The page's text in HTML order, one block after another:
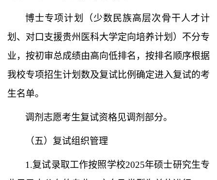
博士专项计划（少数民族高层次骨干人才计
划、 对口支援贵州医科大学定向培养计划）不分专
业，按初审总成绩由高向低排名，按排名顺序根据
我校专项招生计划数及复试比例确定进入复试的考
生名单。
调剂志愿考生复试资格见调剂部分。
（五）复试组织管理
1.复试录取工作按照学校2025年硕士研究生专